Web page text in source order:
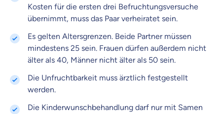
Kosten für die ersten drei Befruchtungsversuche
übernimmt, muss das Paar verheiratet sein.
Es gelten Altersgrenzen. Beide Partner müssen
mindestens 25 sein. Frauen dürfen außerdem nicht
älter als 40, Männer nicht älter als 50 sein.
Die Unfruchtbarkeit muss ärztlich festgestellt
werden.
Die Kinderwunschbehandlung darf nur mit Samen